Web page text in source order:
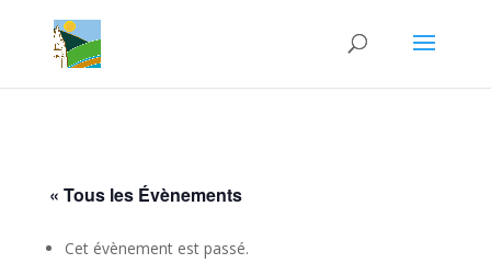
« Tous les Évènements
Cet évènement est passé.